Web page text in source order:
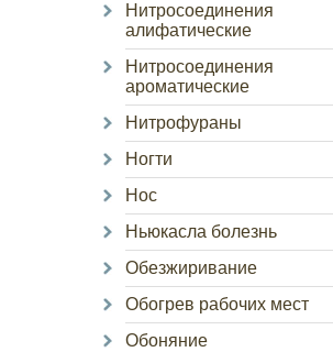
Нитросоединения
алифатические
Нитросоединения
ароматические
Нитрофураны
Ногти
Нос
Ньюкасла болезнь
Обезжиривание
Обогрев рабочих мест
Обоняние